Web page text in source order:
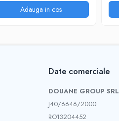
Adauga in cos
Date comerciale
DOUANE GROUP SRL
J40/6646/2000
RO13204452